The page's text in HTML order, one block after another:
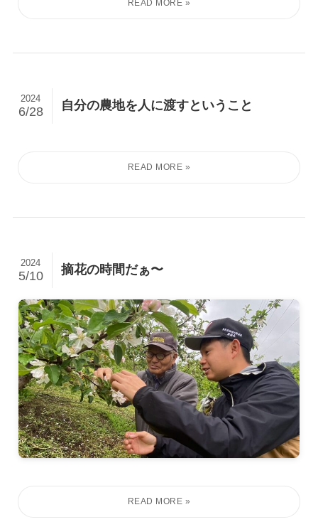
自分の農地を人に渡すということ
2024
6/28
摘花の時間だぁ〜
2024
5/10